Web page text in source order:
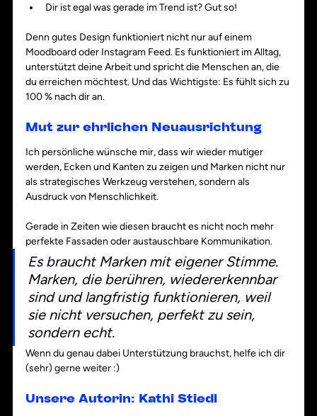
Dir ist egal was gerade im Trend ist? Gut so!
Denn gutes Design funktioniert nicht nur auf einem
Moodboard oder Instagram Feed. Es funktioniert im Alltag,
unterstützt deine Arbeit und spricht die Menschen an, die
du erreichen möchtest. Und das Wichtigste: Es fühlt sich zu
100 % nach dir an.
Mut zur ehrlichen Neuausrichtung
Ich persönliche wünsche mir, dass wir wieder mutiger
werden, Ecken und Kanten zu zeigen und Marken nicht nur
als strategisches Werkzeug verstehen, sondern als
Ausdruck von Menschlichkeit.
Gerade in Zeiten wie diesen braucht es nicht noch mehr
perfekte Fassaden oder austauschbare Kommunikation.
Es braucht Marken mit eigener Stimme.
Marken, die berühren, wiedererkennbar
sind und langfristig funktionieren, weil
sie nicht versuchen, perfekt zu sein,
sondern echt.
Wenn du genau dabei Unterstützung brauchst, helfe ich dir
(sehr) gerne weiter :)
Unsere Autorin: Kathi Stiedl